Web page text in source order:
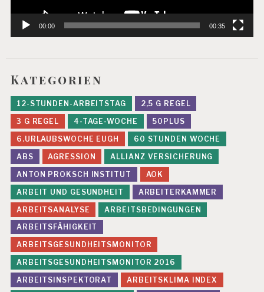
00:00 00:35
Kategorien
12-STUNDEN-ARBEITSTAG
2,5 G REGEL
3 G REGEL
4-TAGE-WOCHE
50PLUS
6.URLAUBSWOCHE EUGH
60 STUNDEN WOCHE
ABS
AGRESSION
ALLIANZ VERSICHERUNG
ANTON PROKSCH INSTITUT
AOK
ARBEIT UND GESUNDHEIT
ARBEITERKAMMER
ARBEITSANALYSE
ARBEITSBEDINGUNGEN
ARBEITSFÄHIGKEIT
ARBEITSGESUNDHEITSMONITOR
ARBEITSGESUNDHEITSMONITOR 2016
ARBEITSINSPEKTORAT
ARBEITSKLIMA INDEX